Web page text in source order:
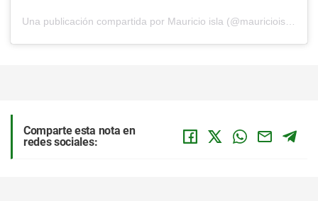
Comparte esta nota en
redes sociales: